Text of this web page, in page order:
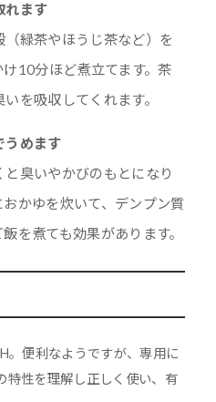
れます
緑茶やほうじ茶など）を
10分ほど煮立てます。茶
を吸収してくれます。
うめます
臭いやかびのもとになり
かゆを炊いて、デンプン質
を煮ても効果があります。
。便利なようですが、専用に
特性を理解し正しく使い、有